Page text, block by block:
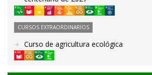
CURSOS EXTRAORDINARIOS
Curso de agricultura ecológica